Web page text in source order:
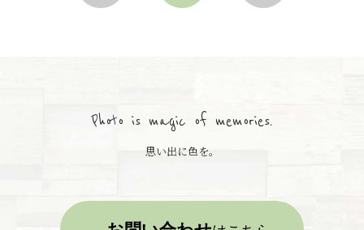
Photo is magic of memories.
思い出に色を。